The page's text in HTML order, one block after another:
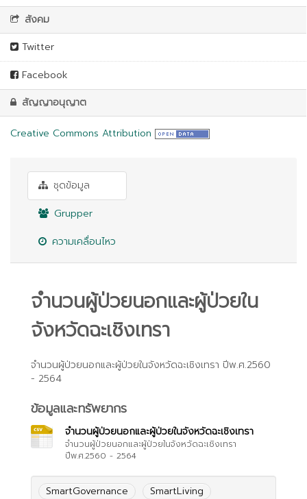
สังคม
Twitter
Facebook
สัญญาอนุญาต
Creative Commons Attribution
ชุดข้อมูล
Grupper
ความเคลื่อนไหว
จำนวนผู้ป่วยนอกและผู้ป่วยใน
จังหวัดฉะเชิงเทรา
จำนวนผู้ป่วยนอกและผู้ป่วยในจังหวัดฉะเชิงเทรา ปีพ.ศ.2560
- 2564
ข้อมูลและทรัพยากร
จำนวนผู้ป่วยนอกและผู้ป่วยในจังหวัดฉะเชิงเทรา
จำนวนผู้ป่วยนอกและผู้ป่วยในจังหวัดฉะเชิงเทรา
ปีพ.ศ.2560 - 2564
SmartGovernance SmartLiving